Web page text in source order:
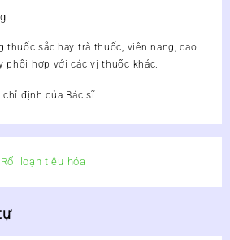
thuốc sắc hay trà thuốc, viên nang, cao
phối hợp với các vị thuốc khác.
định của Bác sĩ
Rối loạn tiêu hóa